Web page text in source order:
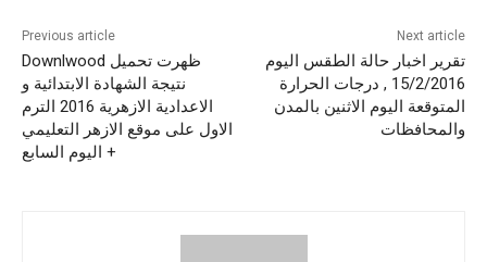
Previous article
ظهرت تحميل Downlwood
نتيجة الشهادة الابتدائية و
الاعدادية الازهرية 2016 الترم
الاول على موقع الازهر التعليمي
+ اليوم السابع
Next article
تقرير اخبار حالة الطقس اليوم
15/2/2016 , درجات الحرارة
المتوقعة اليوم الاثنين بالمدن
والمحافظات